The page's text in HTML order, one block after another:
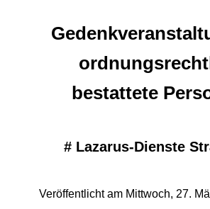
bestattete
# Lazarus-Dienste
Veröffentlicht am Mittwoch, 27.